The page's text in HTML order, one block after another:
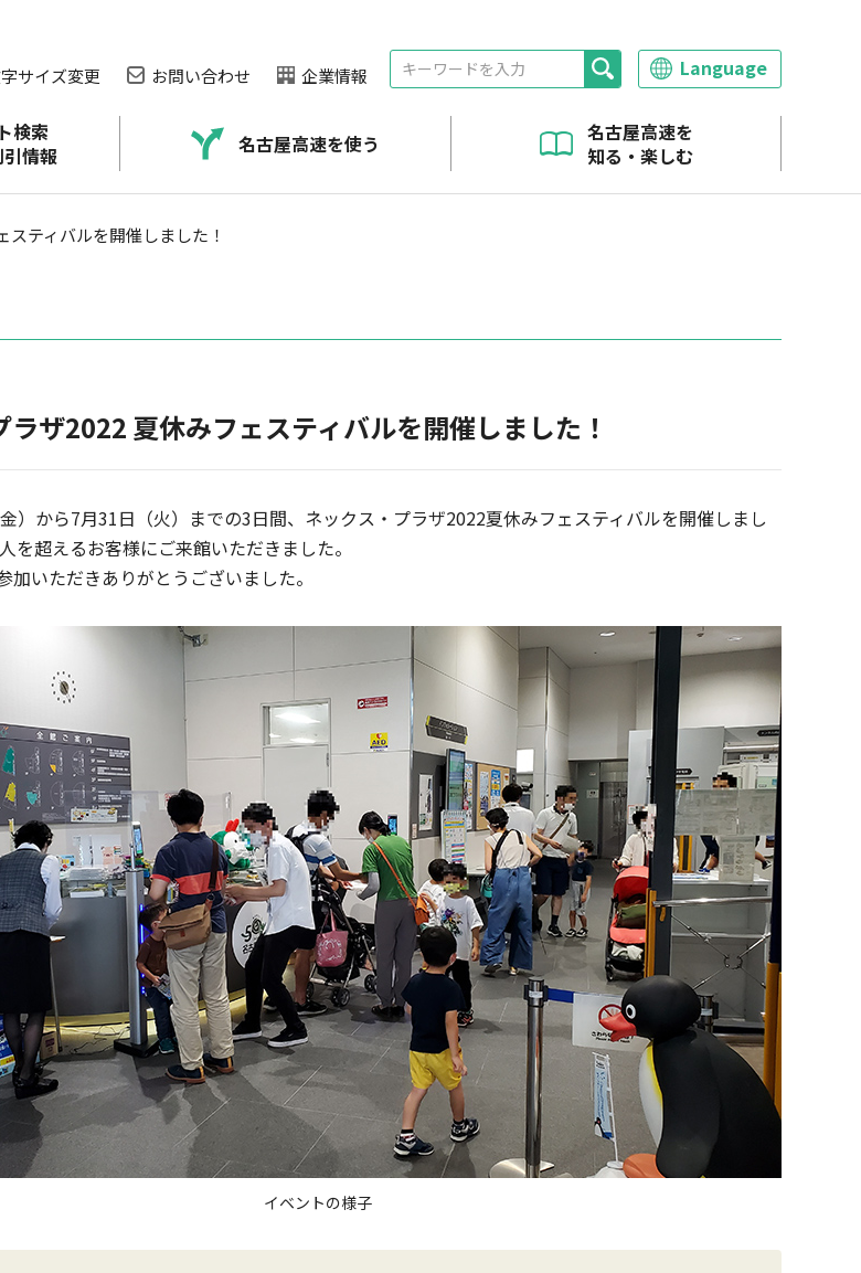
サイズ変更 お問い合わせ 企業情報 Language
渋滞・混雑データ
検索
情報
ETCなんでもQ＆A
ETCトラブルについて
名古屋高速を使う
交通安全情報
名古屋高速を
知る・楽しむ
取り組み
ス・プラザのご紹介
ティバルを開催しました！
ラザ2022 夏休みフェスティバルを開催しました！
）から7月31日（火）までの3日間、ネックス・プラザ2022夏休みフェスティバルを開催しまし
を超えるお客様にご来館いただきました。
加いただきありがとうございました。
イベントの様子